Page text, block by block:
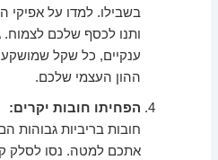
בשבילו. למדו על אפיקי
ותנו לכסף שלכם לצמוח.
ענקיים, כל שקל שמושקע
ההון העצמי שלכם.
הפחיתו חובות יקרים:
חובות בריביות גבוהות
אתכם למטה. נסו לסלק